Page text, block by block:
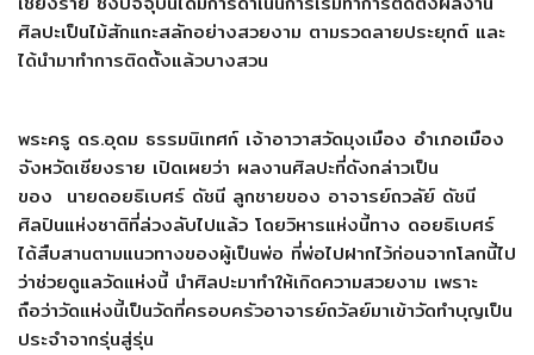
ศิลปะเป็นไม้สักแกะสลักอย่างสวยงาม ตามรวดลายประยุกต์ และ
ได้นำมาทำการติดตั้งแล้วบางสวน
พระครู ดร.อุดม ธรรมนิเทศก์ เจ้าอาวาสวัดมุงเมือง อำเภอเมือง
จังหวัดเชียงราย เปิดเผยว่า ผลงานศิลปะที่ดังกล่าวเป็น
ของ
นายดอยธิเบศร์ ดัชนี ลูกชายของ อาจารย์ถวลัย์ ดัชนี
ศิลปินแห่งชาติที่ล่วงลับไปแล้ว โดยวิหารแห่งนี้ทาง ดอยธิเบศร์
ได้สืบสานตามแนวทางของผู้เป็นพ่อ ที่พ่อไปฝากไว้ก่อนจากโลกนี้ไป
ว่าช่วยดูแลวัดแห่งนี้ นำศิลปะมาทำให้เกิดความสวยงาม เพราะ
ถือว่าวัดแห่งนี้เป็นวัดที่ครอบครัวอาจารย์ถวัลย์มาเข้าวัดทำบุญเป็น
ประจำจากรุ่นสู่รุ่น